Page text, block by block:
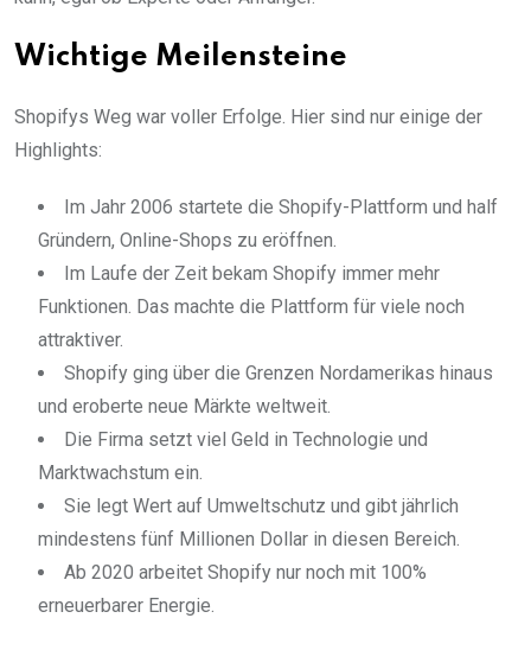
Wichtige Meilensteine
Shopifys Weg war voller Erfolge. Hier sind nur einige der
Highlights:
Im Jahr 2006 startete die Shopify-Plattform und half
Gründern, Online-Shops zu eröffnen.
Im Laufe der Zeit bekam Shopify immer mehr
Funktionen. Das machte die Plattform für viele noch
attraktiver.
Shopify ging über die Grenzen Nordamerikas hinaus
und eroberte neue Märkte weltweit.
Die Firma setzt viel Geld in Technologie und
Marktwachstum ein.
Sie legt Wert auf Umweltschutz und gibt jährlich
mindestens fünf Millionen Dollar in diesen Bereich.
Ab 2020 arbeitet Shopify nur noch mit 100%
erneuerbarer Energie.